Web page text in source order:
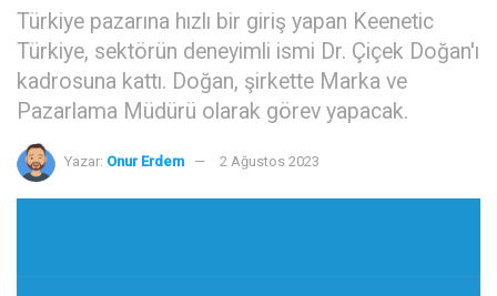
Türkiye pazarına hızlı bir giriş yapan Keenetic
Türkiye, sektörün deneyimli ismi Dr. Çiçek Doğan'ı
kadrosuna kattı. Doğan, şirkette Marka ve
Pazarlama Müdürü olarak görev yapacak.
Yazar: Onur Erdem 2 Ağustos 2023